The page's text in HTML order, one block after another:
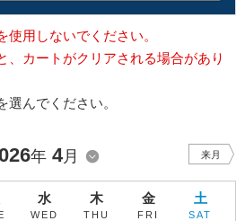
用しないでください。
、カートがクリアされる場合があり
選んでください。
年 4月 来月
水
WED
木
THU
金
FRI
土
SAT